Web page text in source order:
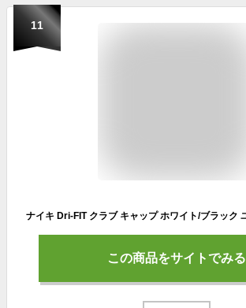
11
この商品をサイトでみる